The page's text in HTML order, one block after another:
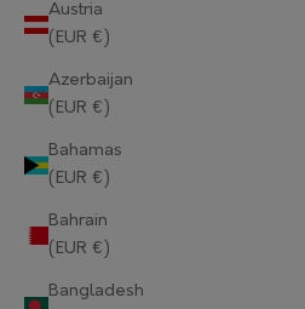
Austria
(EUR €)
Azerbaijan
(EUR €)
Bahamas
(EUR €)
Bahrain
(EUR €)
Bangladesh